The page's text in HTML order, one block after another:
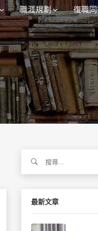
職涯規劃 復職
關
最新文章